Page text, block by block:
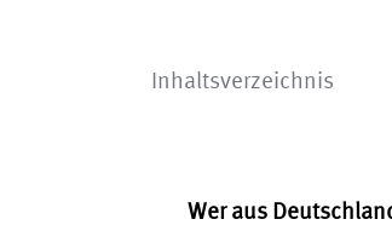
Inhaltsverzeichnis
Wer aus